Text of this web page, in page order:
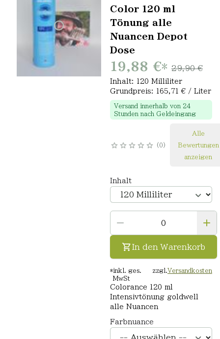
Color 120 ml
Tönung alle
Nuancen Depot
Dose
19,88 €* 29,90 €
Inhalt: 120 Milliliter
Grundpreis: 165,71 € / Liter
Versand innerhalb von 24
Stunden nach Geldeingang
0
Alle
Bewertungen
anzeigen
Inhalt
In den Warenkorb
*inkl. ges.
MwSt
zzgl. Versandkosten
Colorance 120 ml
Intensivtönung goldwell
alle Nuancen
Farbnuance